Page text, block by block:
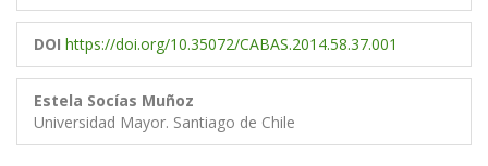
DOI https://doi.org/10.35072/CABAS.2014.58.37.001
Estela Socías Muñoz
Universidad Mayor. Santiago de Chile